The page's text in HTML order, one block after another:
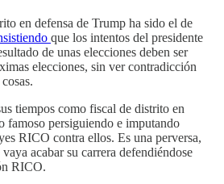
en defensa de Trump ha sido el de
que los intentos del presidente
de unas elecciones deben ser
elecciones, sin ver contradicción
tiempos como fiscal de distrito en
famoso persiguiendo e imputando
RICO contra ellos. Es una perversa,
acabar su carrera defendiéndose
RICO.